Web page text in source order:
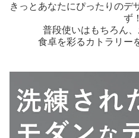
きっとあなたにぴったりのデ
ず！
普段使いはもちろん
食卓を彩るカトラリー